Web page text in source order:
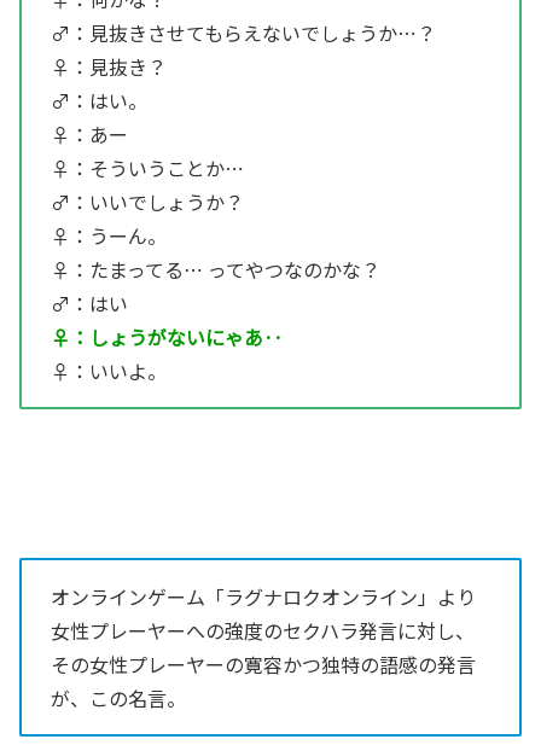
♂：見抜きさせてもらえないでしょうか⋯？
♀：見抜き？
♂：はい。
♀：あー
♀：そういうことか⋯
♂：いいでしょうか？
♀：うーん。
♀：たまってる⋯ ってやつなのかな？
♂：はい
♀：しょうがないにゃあ‥
♀：いいよ。
オンラインゲーム「ラグナロクオンライン」より
女性プレーヤーへの強度のセクハラ発言に対し、
その女性プレーヤーの寛容かつ独特の語感の発言
が、この名言。